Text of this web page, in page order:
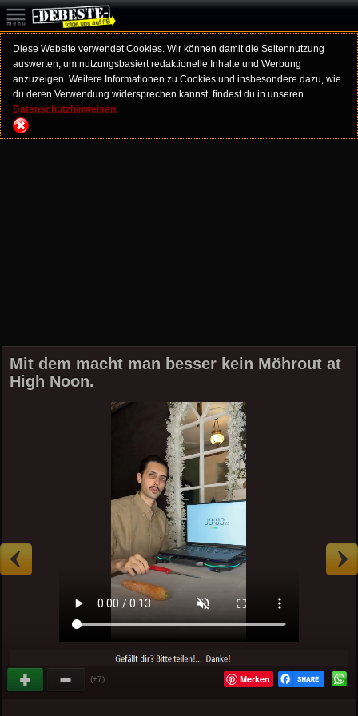
Diese Website verwendet Cookies. Wir können damit die Seitennutzung
auswerten, um nutzungsbasiert redaktionelle Inhalte und Werbung
anzuzeigen. Weitere Informationen zu Cookies und insbesondere dazu, wie
du deren Verwendung widersprechen kannst, findest du in unseren
Datenschutzhinweisen.
Mit dem macht man besser kein Möhrout at
High Noon.
(+7) Merken